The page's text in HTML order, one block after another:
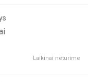
Laikinai neturime